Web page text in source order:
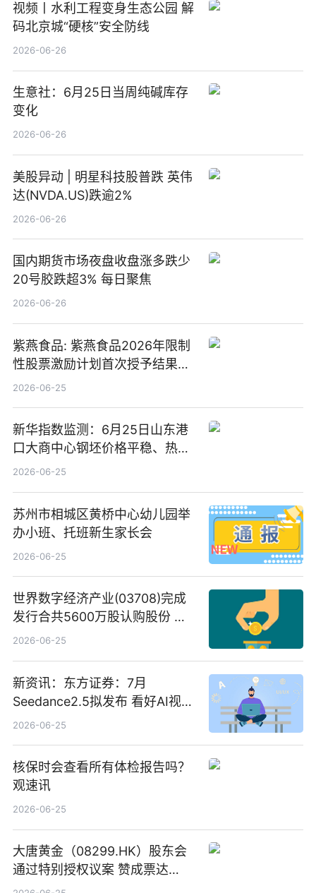
视频丨水利工程变身生态公园 解
码北京城“硬核”安全防线
2026-06-26
生意社：6月25日当周纯碱库存
变化
2026-06-26
美股异动 | 明星科技股普跌 英伟
达(NVDA.US)跌逾2%
2026-06-26
国内期货市场夜盘收盘涨多跌少
20号胶跌超3% 每日聚焦
2026-06-26
紫燕食品: 紫燕食品2026年限制
性股票激励计划首次授予结果公
告-微资讯
2026-06-25
新华指数监测：6月25日山东港
口大商中心钢坯价格平稳、热轧
C料价格微幅下跌
2026-06-25
苏州市相城区黄桥中心幼儿园举
办小班、托班新生家长会
2026-06-25
世界数字经济产业(03708)完成
发行合共5600万股认购股份 净
筹约1007万港元 独家焦点
2026-06-25
新资讯：东方证券：7月
Seedance2.5拟发布 看好AI视频
创作工作流进一步提效
2026-06-25
核保时会查看所有体检报告吗？
观速讯
2026-06-25
大唐黄金（08299.HK）股东会
通过特别授权议案 赞成票达
100%_新动态